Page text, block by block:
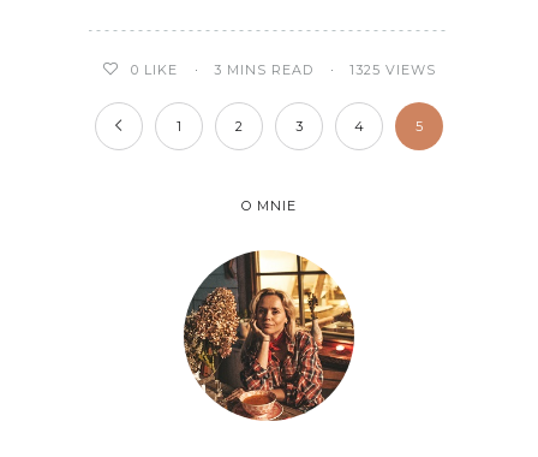
0 LIKE 3 MINS READ 1325 VIEWS
1 2 3 4 5
O MNIE